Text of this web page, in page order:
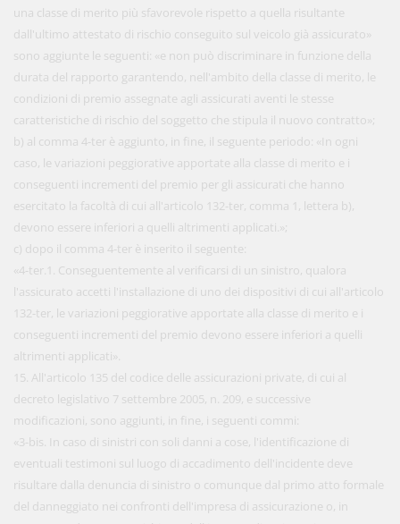
una classe di merito più sfavorevole rispetto a quella risultante
dall'ultimo attestato di rischio conseguito sul veicolo già assicurato»
sono aggiunte le seguenti: «e non può discriminare in funzione della
durata del rapporto garantendo, nell'ambito della classe di merito, le
condizioni di premio assegnate agli assicurati aventi le stesse
caratteristiche di rischio del soggetto che stipula il nuovo contratto»;
b) al comma 4-ter è aggiunto, in fine, il seguente periodo: «In ogni
caso, le variazioni peggiorative apportate alla classe di merito e i
conseguenti incrementi del premio per gli assicurati che hanno
esercitato la facoltà di cui all'articolo 132-ter, comma 1, lettera b),
devono essere inferiori a quelli altrimenti applicati.»;
c) dopo il comma 4-ter è inserito il seguente:
«4-ter.1. Conseguentemente al verificarsi di un sinistro, qualora
l'assicurato accetti l'installazione di uno dei dispositivi di cui all'articolo
132-ter, le variazioni peggiorative apportate alla classe di merito e i
conseguenti incrementi del premio devono essere inferiori a quelli
altrimenti applicati».
15. All'articolo 135 del codice delle assicurazioni private, di cui al
decreto legislativo 7 settembre 2005, n. 209, e successive
modificazioni, sono aggiunti, in fine, i seguenti commi:
«3-bis. In caso di sinistri con soli danni a cose, l'identificazione di
eventuali testimoni sul luogo di accadimento dell'incidente deve
risultare dalla denuncia di sinistro o comunque dal primo atto formale
del danneggiato nei confronti dell'impresa di assicurazione o, in